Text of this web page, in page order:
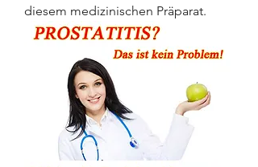
diesem medizinischen Präparat.